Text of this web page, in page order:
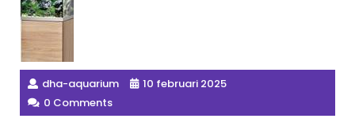
dha-aquarium
10 februari 2025
0 Comments